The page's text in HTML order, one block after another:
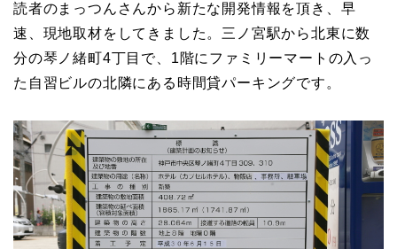
読者のまっつんさんから新たな開発情報を頂き、早
速、現地取材をしてきました。三ノ宮駅から北東に数
分の琴ノ緒町4丁目で、1階にファミリーマートの入っ
た自習ビルの北隣にある時間貸パーキングです。